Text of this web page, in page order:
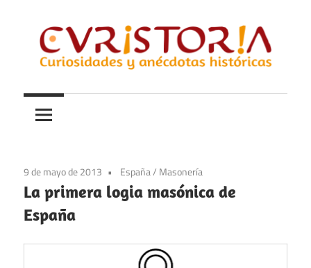
contenido
Curistoria
y
anécdotas
historia
9 de mayo de 2013 España/ Masonería
La primera logia masónica de
España